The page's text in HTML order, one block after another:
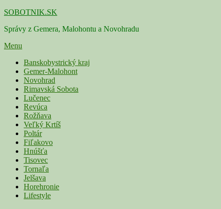
Skip
content
SOBOTNIK.SK
Správy z Gemera, Malohontu a Novohradu
Menu
Primárne
menu
Banskobystrický kraj
Gemer-Malohont
Novohrad
Rimavská Sobota
Lučenec
Revúca
Rožňava
Veľký Krtíš
Poltár
Fiľakovo
Hnúšťa
Tisovec
Tornaľa
Jelšava
Horehronie
Lifestyle